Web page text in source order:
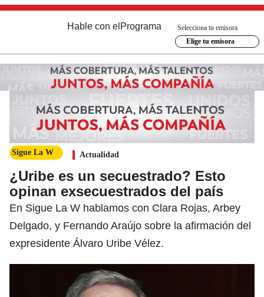
Hable con el Programa
Selecciona tu emisora
Elige tu emisora
Sigue La W Actualidad
¿Uribe es un secuestrado? Esto
opinan exsecuestrados del país
En Sigue La W hablamos con Clara Rojas, Arbey
Delgado, y Fernando Araújo sobre la afirmación del
expresidente Álvaro Uribe Vélez.